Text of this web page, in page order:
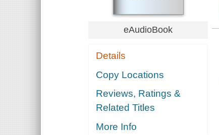
eAudioBook
Details
Copy Locations
Reviews, Ratings &
Related Titles
More Info